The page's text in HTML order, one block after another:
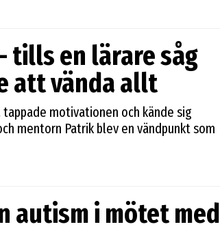
tills en lärare såg
att vända allt
tappade motivationen och kände sig
mentorn Patrik blev en vändpunkt som
autism i mötet med